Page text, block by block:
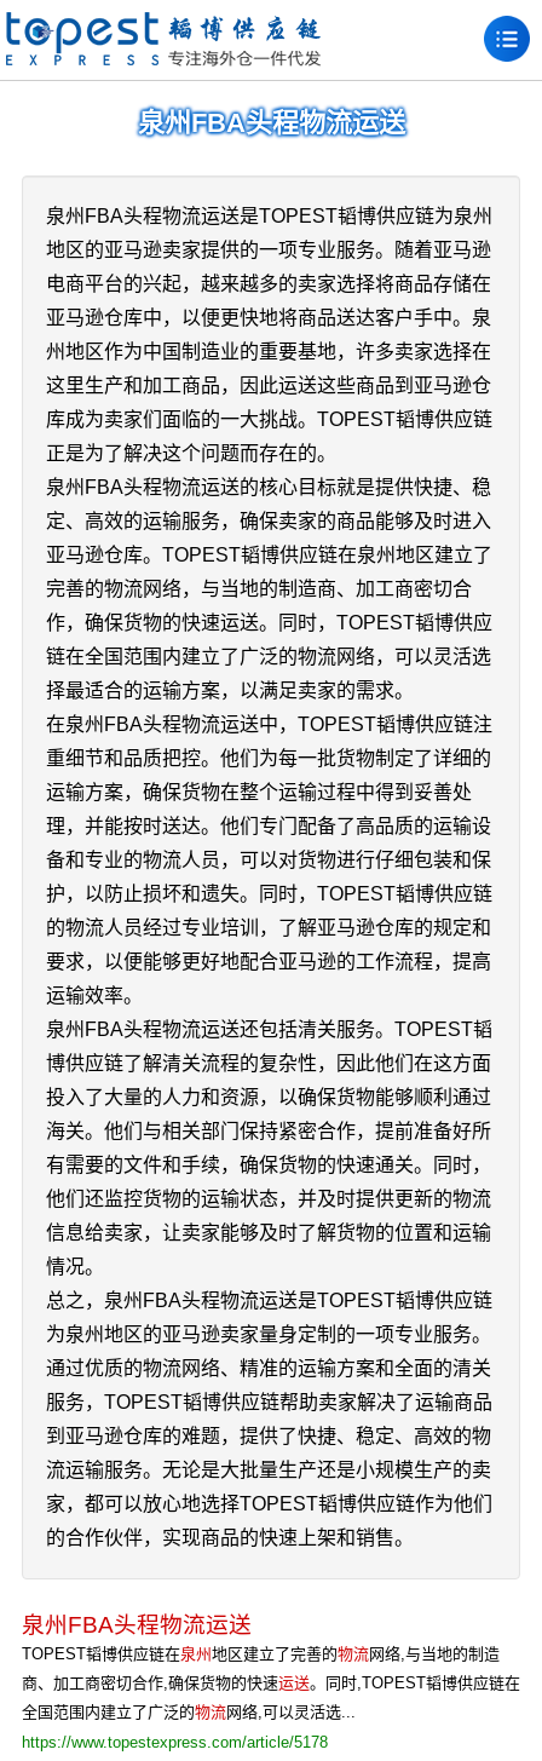
泉州FBA头程物流运送
泉州FBA头程物流运送是TOPEST韬博供应链为泉州
地区的亚马逊卖家提供的一项专业服务。随着亚马逊
电商平台的兴起，越来越多的卖家选择将商品存储在
亚马逊仓库中，以便更快地将商品送达客户手中。泉
州地区作为中国制造业的重要基地，许多卖家选择在
这里生产和加工商品，因此运送这些商品到亚马逊仓
库成为卖家们面临的一大挑战。TOPEST韬博供应链
正是为了解决这个问题而存在的。
泉州FBA头程物流运送的核心目标就是提供快捷、稳
定、高效的运输服务，确保卖家的商品能够及时进入
亚马逊仓库。TOPEST韬博供应链在泉州地区建立了
完善的物流网络，与当地的制造商、加工商密切合
作，确保货物的快速运送。同时，TOPEST韬博供应
链在全国范围内建立了广泛的物流网络，可以灵活选
择最适合的运输方案，以满足卖家的需求。
在泉州FBA头程物流运送中，TOPEST韬博供应链注
重细节和品质把控。他们为每一批货物制定了详细的
运输方案，确保货物在整个运输过程中得到妥善处
理，并能按时送达。他们专门配备了高品质的运输设
备和专业的物流人员，可以对货物进行仔细包装和保
护，以防止损坏和遗失。同时，TOPEST韬博供应链
的物流人员经过专业培训，了解亚马逊仓库的规定和
要求，以便能够更好地配合亚马逊的工作流程，提高
运输效率。
泉州FBA头程物流运送还包括清关服务。TOPEST韬
博供应链了解清关流程的复杂性，因此他们在这方面
投入了大量的人力和资源，以确保货物能够顺利通过
海关。他们与相关部门保持紧密合作，提前准备好所
有需要的文件和手续，确保货物的快速通关。同时，
他们还监控货物的运输状态，并及时提供更新的物流
信息给卖家，让卖家能够及时了解货物的位置和运输
情况。
总之，泉州FBA头程物流运送是TOPEST韬博供应链
为泉州地区的亚马逊卖家量身定制的一项专业服务。
通过优质的物流网络、精准的运输方案和全面的清关
服务，TOPEST韬博供应链帮助卖家解决了运输商品
到亚马逊仓库的难题，提供了快捷、稳定、高效的物
流运输服务。无论是大批量生产还是小规模生产的卖
家，都可以放心地选择TOPEST韬博供应链作为他们
的合作伙伴，实现商品的快速上架和销售。
泉州FBA头程物流运送
TOPEST韬博供应链在泉州 地区建立了完善的物流网络,与当地的制造
商、加工商密切合作,确保货物的快速运送。同时,TOPEST韬博供应链在
全国范围内建立了广泛的物流网络,可以灵活选...
https://www.topestexpress.com/article/5178